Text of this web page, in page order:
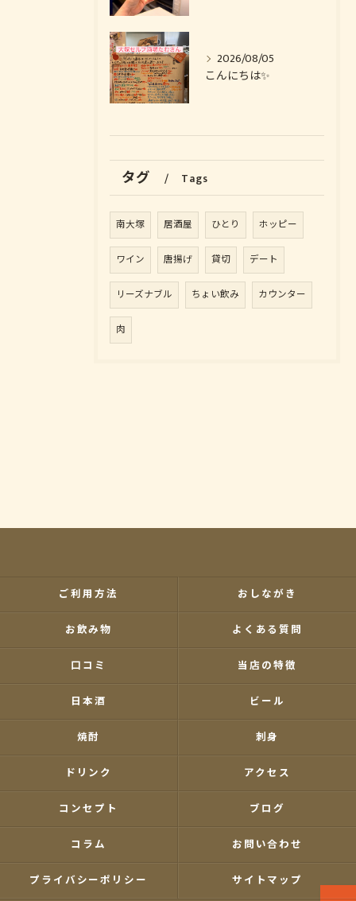
2026/08/05
こんにちは✨️
タグ Tags
南大塚 居酒屋 ひとり ホッピー
ワイン 唐揚げ 貸切 デート
リーズナブル ちょい飲み カウンター
肉
ご利用方法 おしながき
お飲み物 よくある質問
口コミ 当店の特徴
日本酒 ビール
焼酎 刺身
ドリンク アクセス
コンセプト ブログ
コラム お問い合わせ
プライバシーポリシー サイトマップ